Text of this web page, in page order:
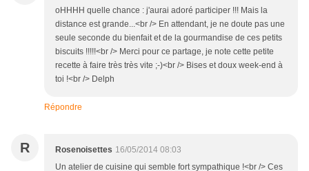
oHHHH quelle chance : j'aurai adoré participer !!! Mais la
distance est grande...<br /> En attendant, je ne doute pas une
seule seconde du bienfait et de la gourmandise de ces petits
biscuits !!!!!<br /> Merci pour ce partage, je note cette petite
recette à faire très très vite ;-)<br /> Bises et doux week-end à
toi !<br /> Delph
Répondre
R Rosenoisettes 16/05/2014 08:03
Un atelier de cuisine qui semble fort sympathique !<br /> Ces